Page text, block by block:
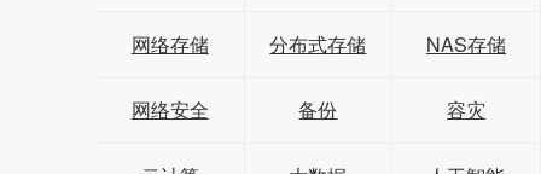
网络存储 分布式存储 NAS存储
网络安全 备份 容灾